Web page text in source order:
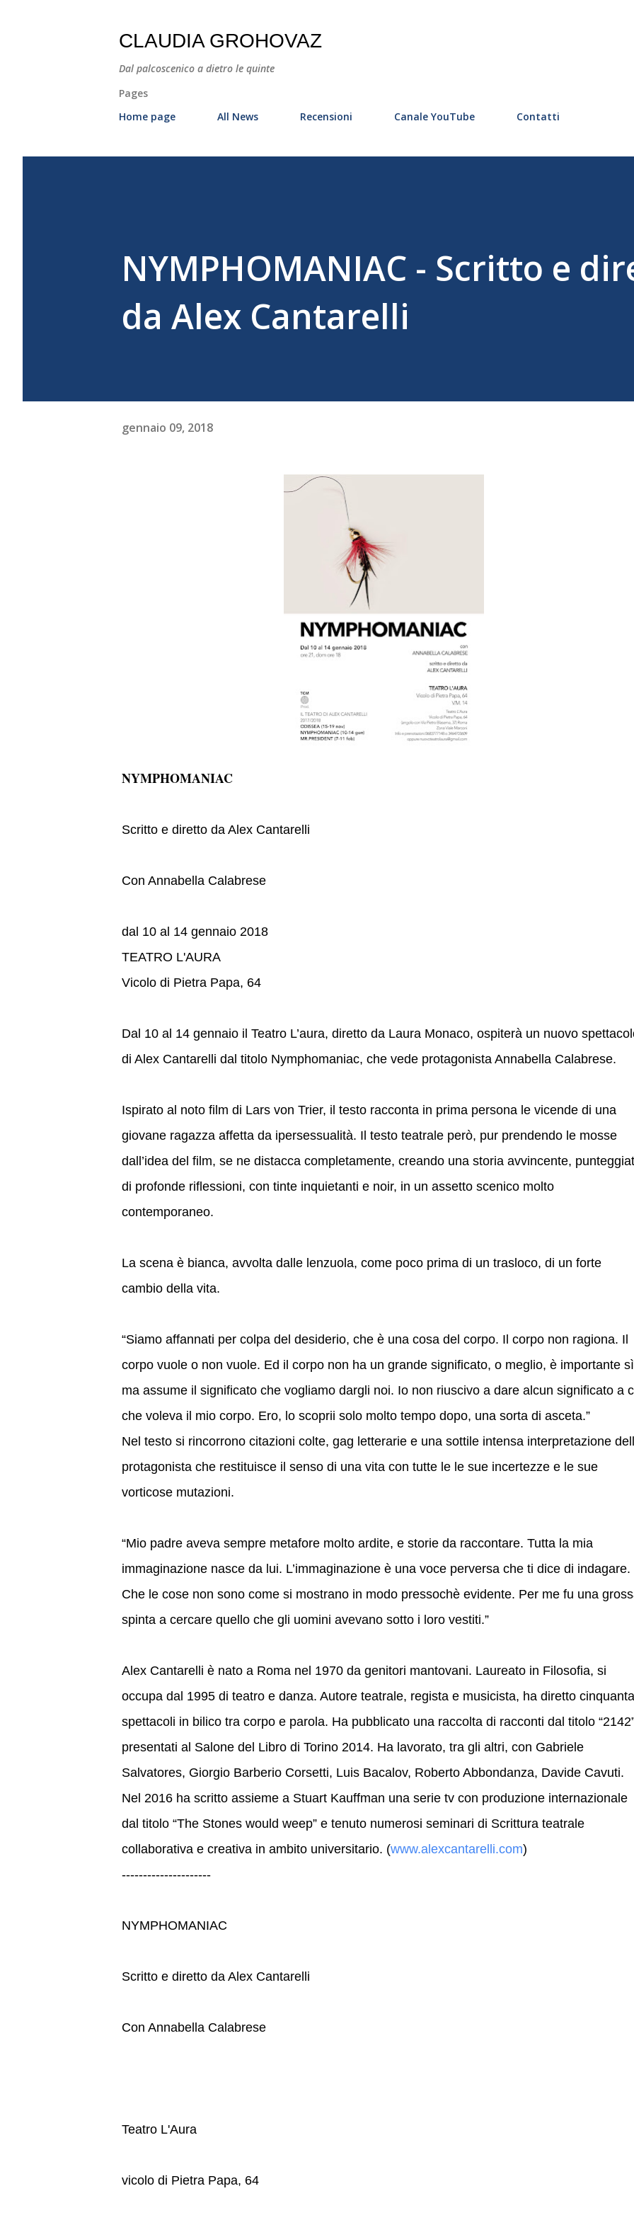
CLAUDIA GROHOVAZ
Dal palcoscenico a dietro le quinte
Pages
Home page
All News Recensioni Canale YouTube Contatti
NYMPHOMANIAC - Scritto e
da Alex Cantarelli
gennaio 09, 2018
NYMPHOMANIAC
Scritto e diretto da Alex Cantarelli
Con Annabella Calabrese
dal 10 al 14 gennaio 2018
TEATRO L'AURA
Vicolo di Pietra Papa, 64
Dal 10 al 14 gennaio il Teatro L’aura, diretto da Laura Monaco, ospiterà un nuovo
di Alex Cantarelli dal titolo Nymphomaniac, che vede protagonista Annabella Calabrese.
Ispirato al noto film di Lars von Trier, il testo racconta in prima persona le vicende di una
giovane ragazza affetta da ipersessualità. Il testo teatrale però, pur prendendo le mosse
dall’idea del film, se ne distacca completamente, creando una storia avvincente,
di profonde riflessioni, con tinte inquietanti e noir, in un assetto scenico molto
contemporaneo.
La scena è bianca, avvolta dalle lenzuola, come poco prima di un trasloco, di un forte
cambio della vita.
“Siamo affannati per colpa del desiderio, che è una cosa del corpo. Il corpo non ragiona. Il
corpo vuole o non vuole. Ed il corpo non ha un grande significato, o meglio, è importante
ma assume il significato che vogliamo dargli noi. Io non riuscivo a dare alcun significato a
che voleva il mio corpo. Ero, lo scoprii solo molto tempo dopo, una sorta di asceta.”
Nel testo si rincorrono citazioni colte, gag letterarie e una sottile intensa interpretazione
protagonista che restituisce il senso di una vita con tutte le le sue incertezze e le sue
vorticose mutazioni.
“Mio padre aveva sempre metafore molto ardite, e storie da raccontare. Tutta la mia
immaginazione nasce da lui. L’immaginazione è una voce perversa che ti dice di indagare.
Che le cose non sono come si mostrano in modo pressochè evidente. Per me fu una
spinta a cercare quello che gli uomini avevano sotto i loro vestiti.”
Alex Cantarelli è nato a Roma nel 1970 da genitori mantovani. Laureato in Filosofia, si
occupa dal 1995 di teatro e danza. Autore teatrale, regista e musicista, ha diretto cinquanta
spettacoli in bilico tra corpo e parola. Ha pubblicato una raccolta di racconti dal titolo
presentati al Salone del Libro di Torino 2014. Ha lavorato, tra gli altri, con Gabriele
Salvatores, Giorgio Barberio Corsetti, Luis Bacalov, Roberto Abbondanza, Davide Cavuti.
Nel 2016 ha scritto assieme a Stuart Kauffman una serie tv con produzione internazionale
dal titolo “The Stones would weep” e tenuto numerosi seminari di Scrittura teatrale
collaborativa e creativa in ambito universitario. (www.alexcantarelli.com)
---------------------
NYMPHOMANIAC
Scritto e diretto da Alex Cantarelli
Con Annabella Calabrese
Teatro L'Aura
vicolo di Pietra Papa, 64